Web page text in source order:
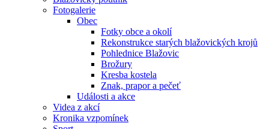
Fotogalerie
Obec
Fotky obce a okolí
Rekonstrukce starých blažovických krojů
Pohlednice Blažovic
Brožury
Kresba kostela
Znak, prapor a pečeť
Události a akce
Videa z akcí
Kronika vzpomínek